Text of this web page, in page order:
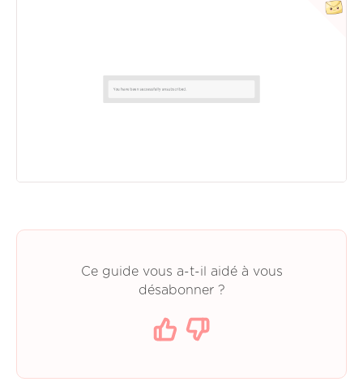
Ce guide vous a-t-il aidé à vous
désabonner ?